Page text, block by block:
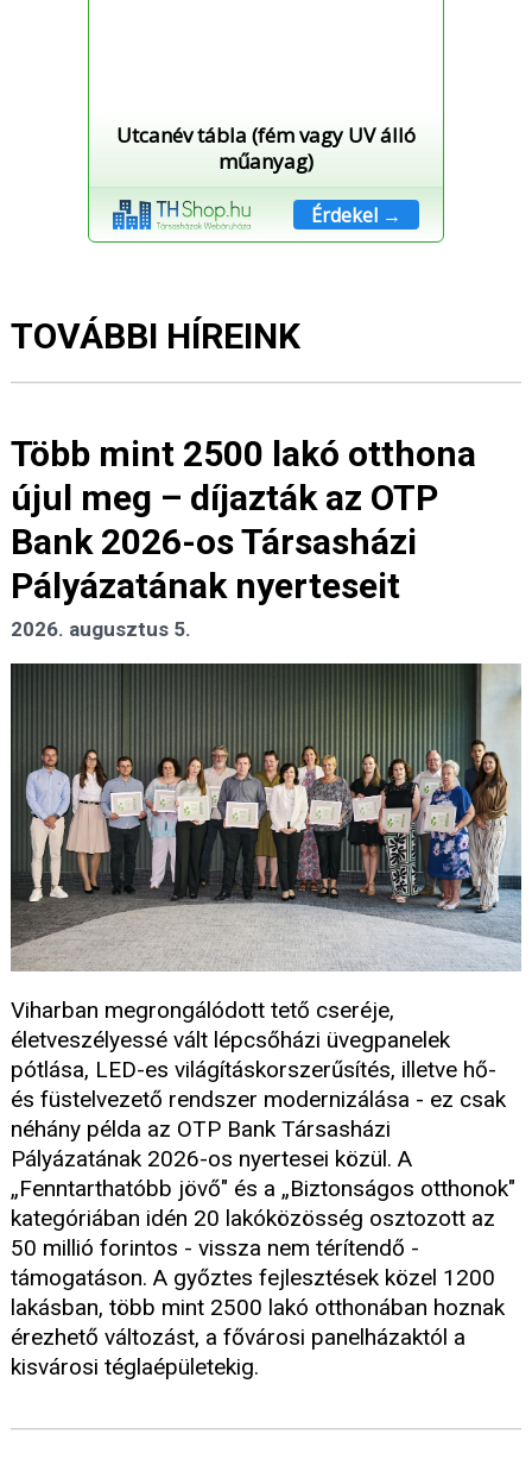
Utcanév tábla (fém vagy UV álló
műanyag)
Érdekel →
TOVÁBBI HÍREINK
Több mint 2500 lakó otthona
újul meg – díjazták az OTP
Bank 2026-os Társasházi
Pályázatának nyerteseit
2026. augusztus 5.
Viharban megrongálódott tető cseréje,
életveszélyessé vált lépcsőházi üvegpanelek
pótlása, LED-es világításkorszerűsítés, illetve hő-
és füstelvezető rendszer modernizálása - ez csak
néhány példa az OTP Bank Társasházi
Pályázatának 2026-os nyertesei közül. A
„Fenntarthatóbb jövő" és a „Biztonságos otthonok"
kategóriában idén 20 lakóközösség osztozott az
50 millió forintos - vissza nem térítendő -
támogatáson. A győztes fejlesztések közel 1200
lakásban, több mint 2500 lakó otthonában hoznak
érezhető változást, a fővárosi panelházaktól a
kisvárosi téglaépületekig.